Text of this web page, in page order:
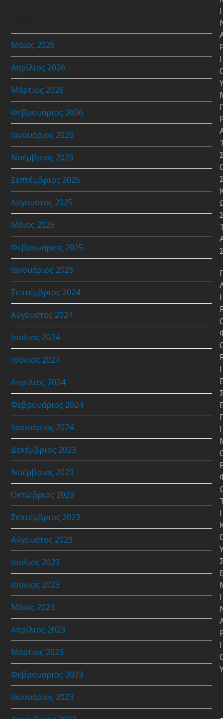
Μάιος 2026
Απρίλιος 2026
Μάρτιος 2026
Φεβρουάριος 2026
Ιανουάριος 2026
Νοέμβριος 2025
Σεπτέμβριος 2025
Αύγουστος 2025
Μάιος 2025
Φεβρουάριος 2025
Ιανουάριος 2025
Σεπτέμβριος 2024
Αύγουστος 2024
Ιούλιος 2024
Ιούνιος 2024
Απρίλιος 2024
Φεβρουάριος 2024
Ιανουάριος 2024
Δεκέμβριος 2023
Νοέμβριος 2023
Οκτώβριος 2023
Σεπτέμβριος 2023
Αύγουστος 2023
Ιούλιος 2023
Ιούνιος 2023
Μάιος 2023
Απρίλιος 2023
Μάρτιος 2023
Φεβρουάριος 2023
Ιανουάριος 2023
Ι
Ι
Ι
Ι
Ι
Ι
Ι